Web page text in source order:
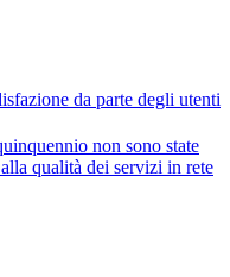
da parte degli utenti
non sono state
qualità dei servizi in rete